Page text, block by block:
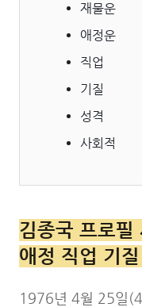
재물운
애정운
직업
기질
성격
사회적
김종국 프로
애정 직업 기
1976년 4월 25일